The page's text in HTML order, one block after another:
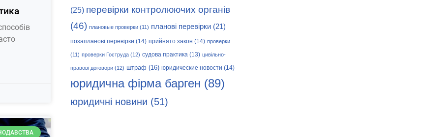
(25) перевірки контролюючих органів
(46) плановые проверки(11) планові перевірки(21)
позапланові перевірки (14) прийнято закон (14) проверки
(11) проверки Гоструда(12) судова практика (13) цивільно-
правові договори(12) штраф(16) юридические новости (14)
юридична фірма барген (89)
юридичні новини (51)